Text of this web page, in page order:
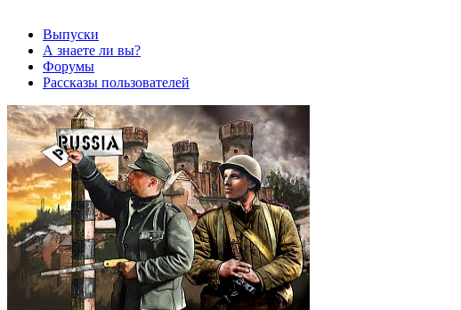
Выпуски
А знаете ли вы?
Форумы
Рассказы пользователей